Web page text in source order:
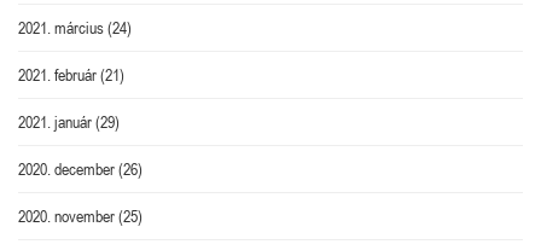
2021. március(24)
2021. február(21)
2021. január(29)
2020. december(26)
2020. november(25)